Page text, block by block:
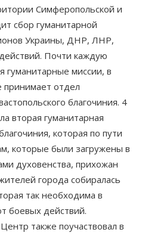
Симферопольской и
сбор гуманитарной
Украины, ДНР, ЛНР,
Почти каждую
гуманитарные миссии, в
принимает отдел
благочиния. 4
вторая гуманитарная
которая по пути
которые были загружены в
духовенства, прихожан
города собиралась
так необходима в
боевых действий.
также поучаствовал в